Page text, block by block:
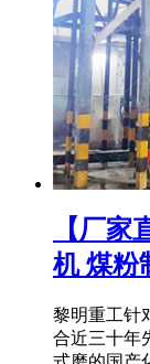
【厂家
机 煤粉
黎明重工针
合近三十年